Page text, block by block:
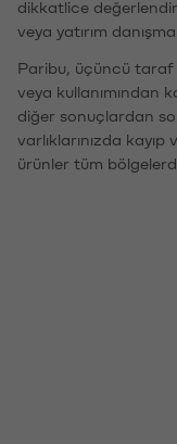
dikkatlice
veya yatırım
Paribu, üçüncü taraf
veya kullanımından
diğer sonuçlardan
varlıklarınızda
ürünler tüm